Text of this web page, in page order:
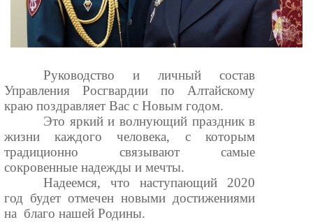
Руководство и личный состав
Управления Росгвардии по Алтайскому
краю поздравляет Вас с Новым годом.
Это яркий и волнующий праздник в
жизни каждого человека, с которым
традиционно связывают самые
сокровенные надежды и мечты.
Надеемся, что наступающий 2020
год будет отмечен новыми достижениями
на благо нашей Родины.